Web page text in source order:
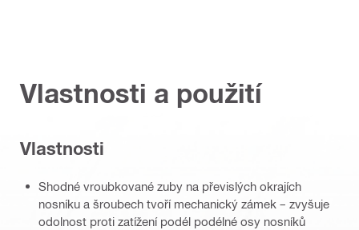
Vlastnosti a použití
Vlastnosti
Shodné vroubkované zuby na převislých okrajích
nosníku a šroubech tvoří mechanický zámek – zvyšuje
odolnost proti zatížení podél podélné osy nosníků